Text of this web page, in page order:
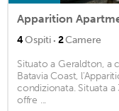
Apparition
4Ospiti · 2Camere
Situato a Geraldton, a
Batavia Coast,
condizionata. Situata a
offre ...